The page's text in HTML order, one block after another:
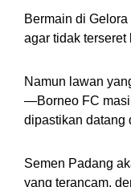
Bermain di
agar tidak
Namun lawan
—Borneo FC
dipastikan datang
Semen Padang
yang terancam,